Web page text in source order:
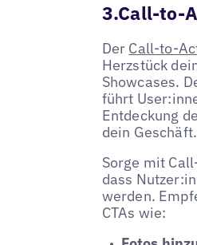
3.Call-to-
Der Call-to-
Herzstück
Showcases.
führt
Entdeckung
dein Geschäft.
Sorge mit
dass
werden.
CTAs wie: